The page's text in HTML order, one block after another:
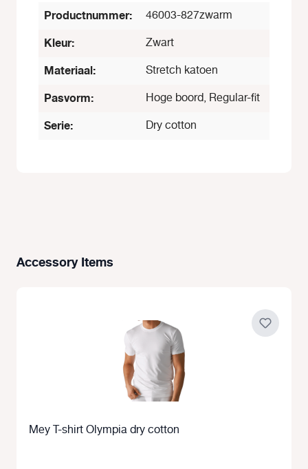
Productnummer: 46003-827zwarm
Kleur: Zwart
Materiaal: Stretch katoen
Pasvorm: Hoge boord, Regular-fit
Serie: Dry cotton
Productgalerij overslaan
Accessory Items
Mey T-shirt Olympia dry cotton